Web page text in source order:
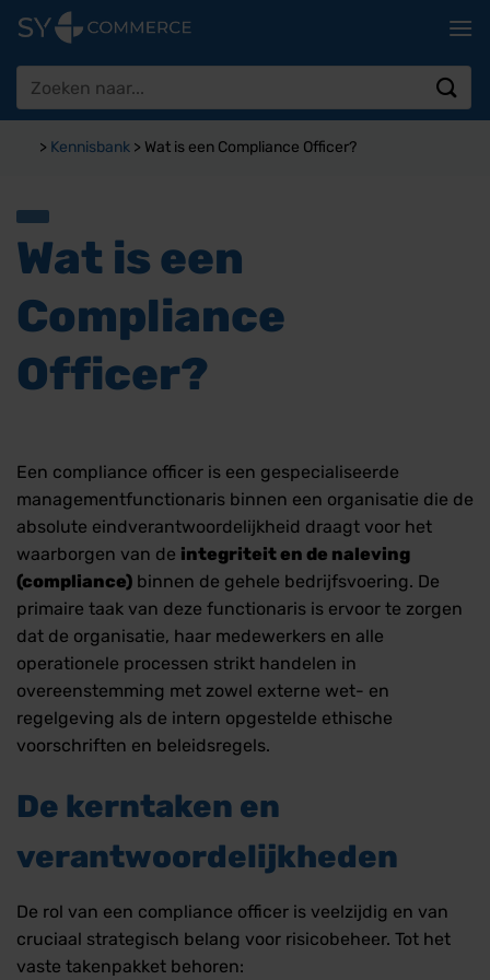
naar
inhoud
> Kennisbank> Wat is een Compliance Officer?
Wat is een
Compliance
Officer?
Een compliance officer is een gespecialiseerde
managementfunctionaris binnen een organisatie die de
absolute eindverantwoordelijkheid draagt voor het
waarborgen van de integriteit en de naleving
(compliance) binnen de gehele bedrijfsvoering. De
primaire taak van deze functionaris is ervoor te zorgen
dat de organisatie, haar medewerkers en alle
operationele processen strikt handelen in
overeenstemming met zowel externe wet- en
regelgeving als de intern opgestelde ethische
voorschriften en beleidsregels.
De kerntaken en
verantwoordelijkheden
De rol van een compliance officer is veelzijdig en van
cruciaal strategisch belang voor risicobeheer. Tot het
vaste takenpakket behoren: